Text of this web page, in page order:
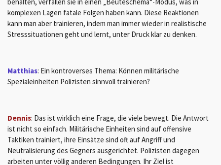
behalten, verfallen sie in einen „Beuteschema“-Modus, was in
komplexen Lagen fatale Folgen haben kann. Diese Reaktionen
kann man aber trainieren, indem man immer wieder in realistische
Stresssituationen geht und lernt, unter Druck klar zu denken.
Matthias: Ein kontroverses Thema: Können militärische
Spezialeinheiten Polizisten sinnvoll trainieren?
Dennis: Das ist wirklich eine Frage, die viele bewegt. Die Antwort
ist nicht so einfach. Militärische Einheiten sind auf offensive
Taktiken trainiert, ihre Einsätze sind oft auf Angriff und
Neutralisierung des Gegners ausgerichtet. Polizisten dagegen
arbeiten unter völlig anderen Bedingungen. Ihr Ziel ist